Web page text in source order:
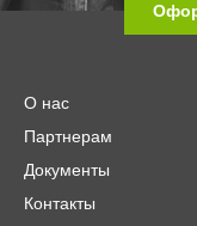
О нас
Партнерам
Документы
Контакты